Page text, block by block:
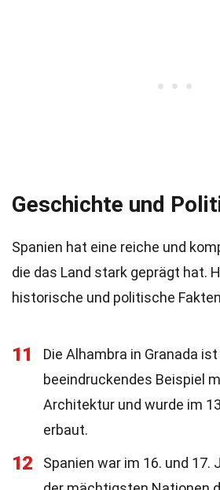
Geschichte und
Spanien hat eine reiche und
die das Land stark geprägt hat.
historische und politische
11
Die Alhambra in Granada ist
beeindruckendes Beispiel
Architektur und wurde im
erbaut.
12
Spanien war im 16. und 17.